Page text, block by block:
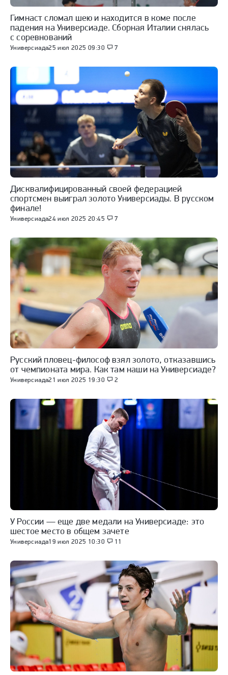
Универсиада25 июл 2025 09:30 7
Гимнаст сломал шею и находится в коме после
падения на Универсиаде. Сборная Италии снялась
с соревнований
Универсиада24 июл 2025 20:45 7
Дисквалифицированный своей федерацией
спортсмен выиграл золото Универсиады. В русском
финале!
Универсиада21 июл 2025 19:30 2
Русский пловец-философ взял золото, отказавшись
от чемпионата мира. Как там наши на Универсиаде?
Универсиада19 июл 2025 10:30 11
У России — еще две медали на Универсиаде: это
шестое место в общем зачете